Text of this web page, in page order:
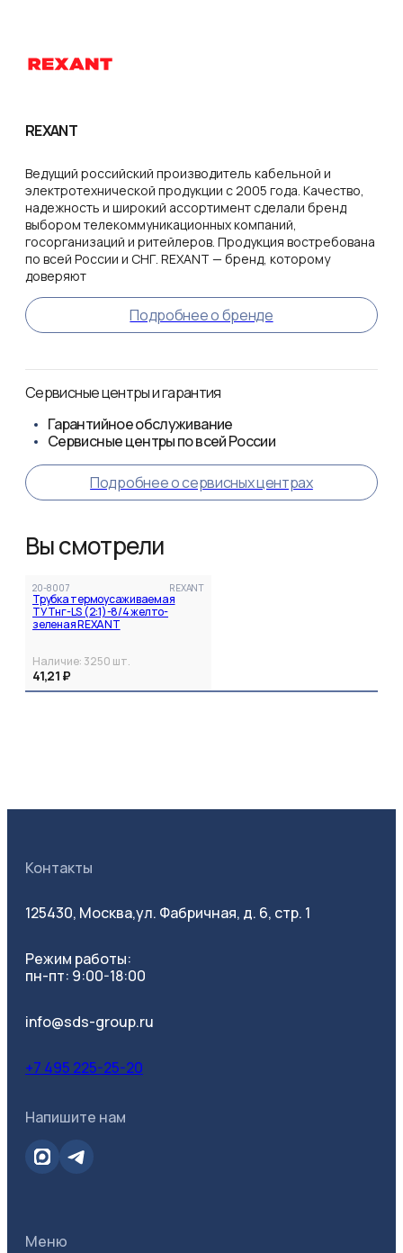
REXANT
Ведущий российский производитель кабельной и
электротехнической продукции с 2005 года. Качество,
надежность и широкий ассортимент сделали бренд
выбором телекоммуникационных компаний,
госорганизаций и ритейлеров. Продукция востребована
по всей России и СНГ. REXANT — бренд, которому
доверяют
Подробнее о бренде
Сервисные центры и гарантия
Гарантийное обслуживание
Сервисные центры по всей России
Подробнее о сервисных центрах
Вы смотрели
20-8007 REXANT
Трубка термоусаживаемая
ТУТнг-LS (2:1)-8/4 желто-
зеленая REXANT
Наличие: 3250 шт.
41,21 ₽
Контакты
125430, Москва,ул. Фабричная, д. 6, стр. 1
Режим работы:
пн-пт: 9:00-18:00
info@sds-group.ru
+7 495 225-25-20
Напишите нам
Меню